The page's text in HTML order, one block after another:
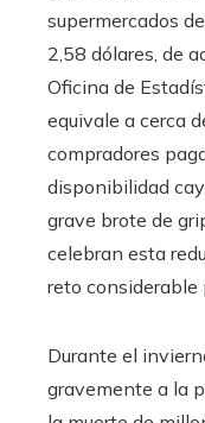
supermercados
2,58 dólares, de
Oficina de
equivale a cerca
compradores
disponibilidad
grave brote de
celebran esta
reto considerable
Durante el
gravemente a la